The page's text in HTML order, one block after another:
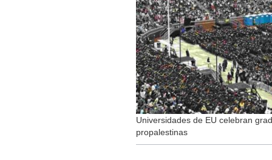
Universidades de EU celebran
propalestinas